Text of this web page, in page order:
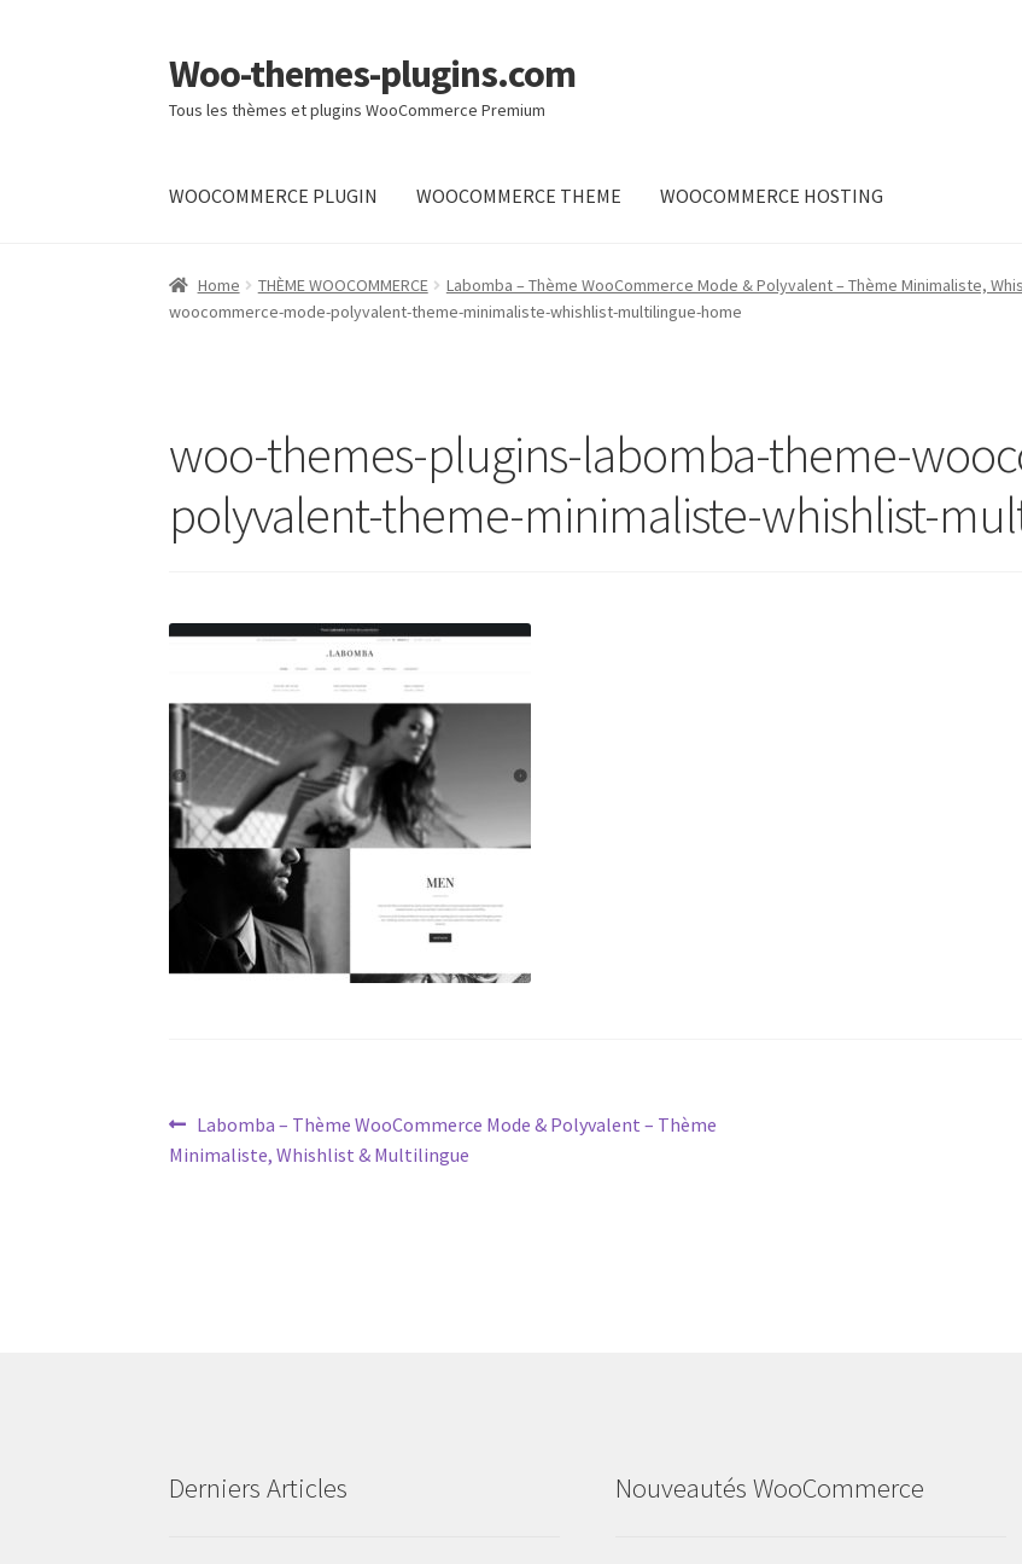
Skip
to
navigation
Skip
to
content
Woo-themes-plugins.com
Tous les thèmes et plugins WooCommerce Premium
WOOCOMMERCE PLUGIN WOOCOMMERCE THEME WOOCOMMERCE HOSTING
HomeHome THÈME WOOCOMMERCE Labomba – Thème WooCommerce Mode & Polyvalent – Thème Minimaliste,
woocommerce-mode-polyvalent-theme-minimaliste-whishlist-multilingue-home
woo-themes-plugins-labomba-theme-
polyvalent-theme-minimaliste-whishlist-
Post
navigation
Previous
post:
Labomba – Thème WooCommerce Mode & Polyvalent – Thème
Minimaliste, Whishlist & Multilingue
Derniers Articles Nouveautés WooCommerce